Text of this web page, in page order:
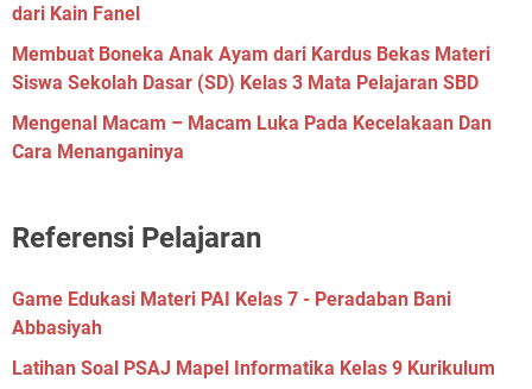
dari Kain Fanel
Membuat Boneka Anak Ayam dari Kardus Bekas Materi
Siswa Sekolah Dasar (SD) Kelas 3 Mata Pelajaran SBD
Mengenal Macam – Macam Luka Pada Kecelakaan Dan
Cara Menanganinya
Referensi Pelajaran
Game Edukasi Materi PAI Kelas 7 - Peradaban Bani
Abbasiyah
Latihan Soal PSAJ Mapel Informatika Kelas 9 Kurikulum